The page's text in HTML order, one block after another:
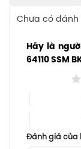
Chưa có đánh
Hãy là
64110 SSM
Đánh giá của